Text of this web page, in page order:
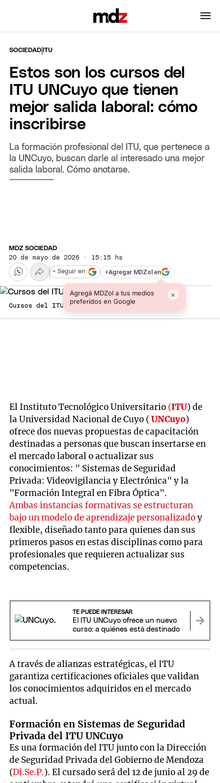
SOCIEDAD | ITU
Estos son los cursos del
ITU UNCuyo que tienen
mejor salida laboral: cómo
inscribirse
La formación profesional del ITU, que pertenece a
la UNCuyo, buscan darle al interesado una mejor
salida laboral. Cómo anotarse.
MDZ SOCIEDAD
20 de mayo de 2026 · 15:15 hs
+Agregar MDZol en
Agregá MDZol a tus medios
preferidos en Google
×
+ Seguir en
Cursos del ITU-UNCuyo.
El Instituto Tecnológico Universitario (ITU) de
la Universidad Nacional de Cuyo ( UNCuyo)
ofrece dos nuevas propuestas de capacitación
destinadas a personas que buscan insertarse en
el mercado laboral o actualizar sus
conocimientos: " Sistemas de Seguridad
Privada: Videovigilancia y Electrónica" y la
"Formación Integral en Fibra Óptica".
Ambas instancias formativas se estructuran
bajo un modelo de aprendizaje personalizadoy
flexible, diseñado tanto para quienes dan sus
primeros pasos en estas disciplinas como para
profesionales que requieren actualizar sus
competencias.
TE PUEDE INTERESAR
El ITU UNCuyo ofrece un nuevo
curso: a quiénes está destinado
A través de alianzas estratégicas, el ITU
garantiza certificaciones oficiales que validan
los conocimientos adquiridos en el mercado
actual.
Formación en Sistemas de Seguridad
Privada del ITU UNCuyo
Es una formación del ITU junto con la Dirección
de Seguridad Privada del Gobierno de Mendoza
(Di.Se.P.). El cursado será del 12 de junio al 29 de